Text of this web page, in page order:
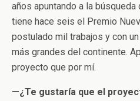
años apuntando a la
tiene hace seis el Premio
postulado mil trabajos y con
más grandes del continente.
proyecto que por mí.
—¿Te gustaría que el